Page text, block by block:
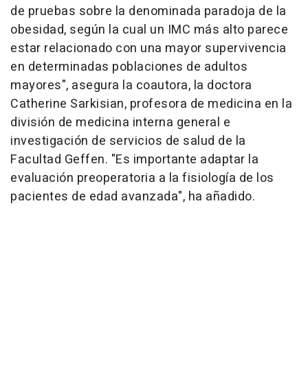
de pruebas sobre la denominada paradoja de la
obesidad, según la cual un IMC más alto parece
estar relacionado con una mayor supervivencia
en determinadas poblaciones de adultos
mayores", asegura la coautora, la doctora
Catherine Sarkisian, profesora de medicina en la
división de medicina interna general e
investigación de servicios de salud de la
Facultad Geffen. "Es importante adaptar la
evaluación preoperatoria a la fisiología de los
pacientes de edad avanzada", ha añadido.